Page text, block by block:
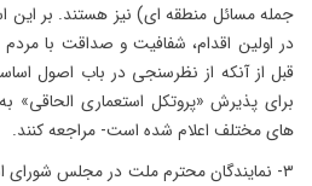
جمله مسائل منطقه ای) نیز هستند. بر
در اولین اقدام، شفافیت و صداقت با مردم
قبل از آنکه از نظرسنجی در باب اصول
برای پذیرش «پروتکل استعماری الحاقی»
های مختلف اعلام شده است- مراجعه کنند.
۳- نمایندگان محترم ملت در مجلس شورای